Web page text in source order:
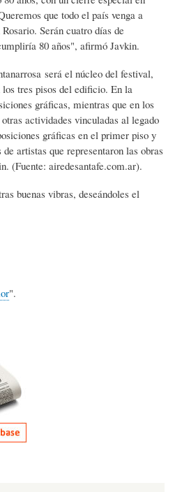
que todo el país venga a
Serán cuatro días de
80 años", afirmó Javkin.
será el núcleo del festival,
tres pisos del edificio. En la
gráficas, mientras que en los
actividades vinculadas al legado
gráficas en el primer piso y
artistas que representaron las obras
(Fuente: airedesantafe.com.ar).
buenas vibras, deseándoles el
".